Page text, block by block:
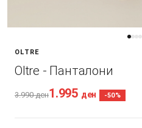
OLTRE
Oltre - Панталони
3.990ден1.995 ден -50%